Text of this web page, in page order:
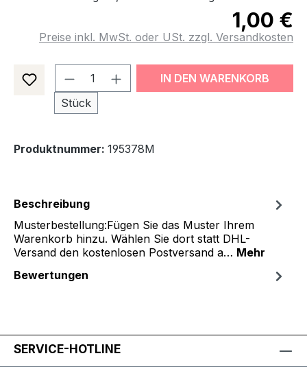
1,00 €
Preise inkl. MwSt. oder USt. zzgl. Versandkosten
Produkt Anzahl: Gib den
Stück
IN DEN WARENKORB
Produktnummer: 195378M
Beschreibung
Musterbestellung:Fügen Sie das Muster Ihrem
Warenkorb hinzu. Wählen Sie dort statt DHL-
Versand den kostenlosen Postversand a… Mehr
Bewertungen
SERVICE-HOTLINE